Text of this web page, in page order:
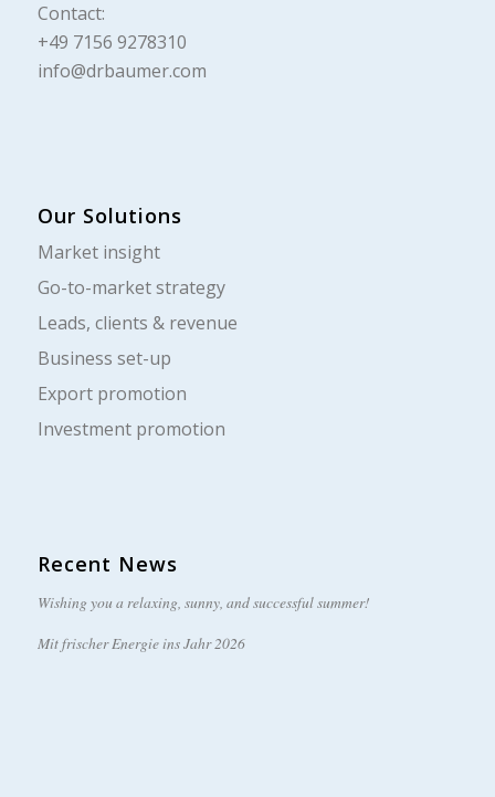
Contact:
+49 7156 9278310
info@drbaumer.com
Our Solutions
Market insight
Go-to-market strategy
Leads, clients & revenue
Business set-up
Export promotion
Investment promotion
Recent News
Wishing you a relaxing, sunny, and successful summer!
Mit frischer Energie ins Jahr 2026